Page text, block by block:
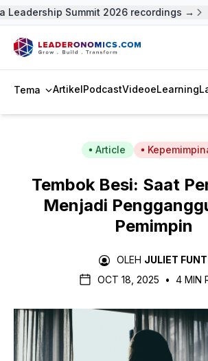
Summit 2026 recordings →
Tema ArtikelPodcastVideoeLearning
Article
Tembok Besi: Saat
Menjadi
Pemimpin
OLEH JULIET FUNT
OCT 18, 2025
• 4 MIN